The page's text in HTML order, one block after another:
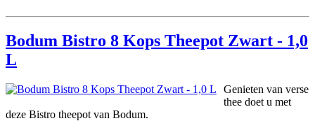
Bodum Bistro 8 Kops Theepot Zwart - 1,0
L
Genieten van verse
thee doet u met
deze Bistro theepot van Bodum.